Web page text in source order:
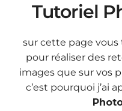
Tutoriel
sur cette page vous
pour réaliser des
images que sur vos
c’est pourquoi j’ai